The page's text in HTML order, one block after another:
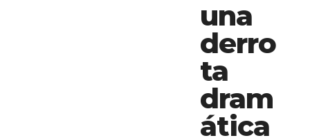
una
derro
ta
dram
ática